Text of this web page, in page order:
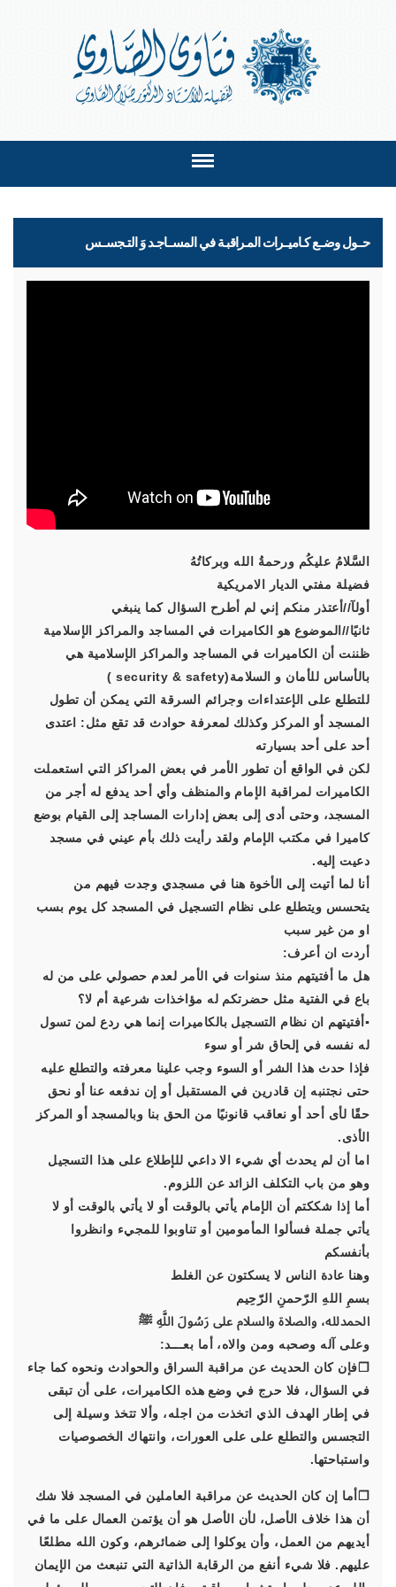
حــول وضــع كـاميــرات المـراقبـة في المســاجـد وَ التـجســس
السَّلامُ عليكُم ورحمةُ الله وبركاتُهُ
فضيلة مفتي الديار الامريكية
أولآ//أعتذر منكم إني لم أطرح السؤال كما ينبغي
ثانيًا//الموضوع هو الكاميرات في المساجد والمراكز الإسلامية
ظننت أن الكاميرات في المساجد والمراكز الإسلامية هي
بالأساس للأمان و السلامة(security & safety )
‏للتطلع على الإعتداءات وجرائم السرقة التي يمكن أن تطول
المسجد أو المركز وكذلك لمعرفة حوادث قد تقع مثل: اعتدى
أحد على أحد بسيارته
لكن في الواقع أن تطور الأمر في بعض المراكز التي استعملت
الكاميرات لمراقبة الإمام والمنظف وأي أحد يدفع له أجر من
المسجد، ‏وحتى أدى إلى بعض إدارات المساجد إلى القيام بوضع
كاميرا في مكتب الإمام ولقد رأيت ذلك بأم عيني في مسجد
دعيت ‏إليه.
أنا لما أتيت إلى الأخوة هنا في مسجدي وجدت فيهم من
يتحسس ويتطلع ‏على نظام التسجيل في المسجد كل يوم بسب
او من غير سبب
أردت ان أعرف:
‏هل ما أفتيتهم منذ سنوات في الأمر لعدم حصولي على من له
باع في الفتية مثل حضرتكم ‏له مؤاخذات شرعية أم لا؟
▪︎أفتيتهم ان نظام التسجيل بالكاميرات إنما هي ردع لمن تسول
له نفسه في إلحاق شر أو سوء
فإذا حدث هذا الشر أو السوء وجب علينا معرفته والتطلع عليه
حتى نجتنبه إن قادرين في المستقبل أو إن ندفعه عنا أو نحق
حقًا لأى أحد أو نعاقب قانونيًا من الحق بنا وبالمسجد أو المركز
الأذى.
‏اما أن لم يحدث أي شيء الا داعي للإطلاع على هذا التسجيل
وهو من باب التكلف الزائد عن اللزوم.
‏أما إذا شككتم أن الإمام يأتي بالوقت أو لا يأتي بالوقت أو لا
يأتي جملة فسألوا المأمومين أو تناوبوا للمجيء وانظروا
بأنفسكم
وهنا عادة الناس لا يسكتون عن الغلط
بسمِ اللهِ الرّحمنِ الرّحِيم
الحمدلله، والصلاة والسلام على رَسُولَ اللَّهِ ﷺ
وعلى آله وصحبه ومن والاه، أما بعـــد:
❐فإن كان الحديث عن مراقبة السراق والحوادث ونحوه كما جاء
في السؤال، فلا حرج في وضع هذه الكاميرات، على أن تبقى
في إطار الهدف الذي اتخذت من اجله، وألا تتخذ وسيلة إلى
التجسس والتطلع على على العورات، وانتهاك الخصوصيات
واستباحتها.
❐أما إن كان الحديث عن مراقبة العاملين في المسجد فلا شك
أن هذا خلاف الأصل، لأن الأصل هو أن يؤتمن العمال على ما في
أيديهم من العمل، وأن يوكلوا إلى ضمائرهم، وكون الله مطلعًا
عليهم. فلا شيء أنفع من الرقابة الذاتية التي تنبعث من الإيمان